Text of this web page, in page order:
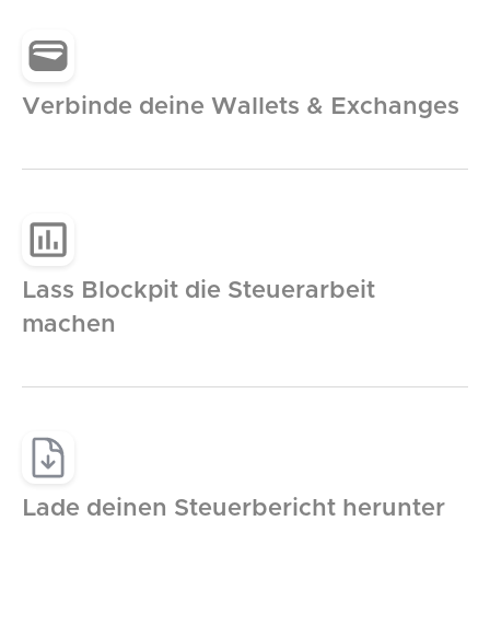
Verbinde deine Wallets & Exchanges
Lass Blockpit die Steuerarbeit
machen
Lade deinen Steuerbericht herunter